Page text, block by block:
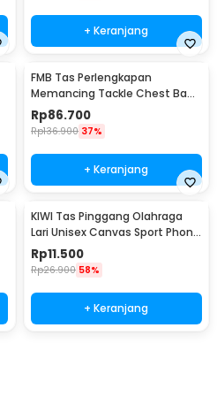
+ Keranjang
FMB Tas Perlengkapan
Memancing Tackle Chest Bags
Waist Pack Outdoor - INU125
Rp86.700
Rp136.900 37%
+ Keranjang
KIWI Tas Pinggang Olahraga
Lari Unisex Canvas Sport Phone
Bag Running - KW206
Rp11.500
Rp26.900 58%
+ Keranjang